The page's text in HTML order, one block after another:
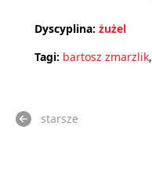
Dyscyplina: żużel
Tagi: bartosz zmarzlik,
starsze